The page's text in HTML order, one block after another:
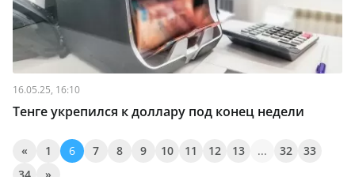
16.05.25, 16:10
Тенге укрепился к доллару под конец недели
« 1 6 7 8 9 10 11 12 13 ... 32
33